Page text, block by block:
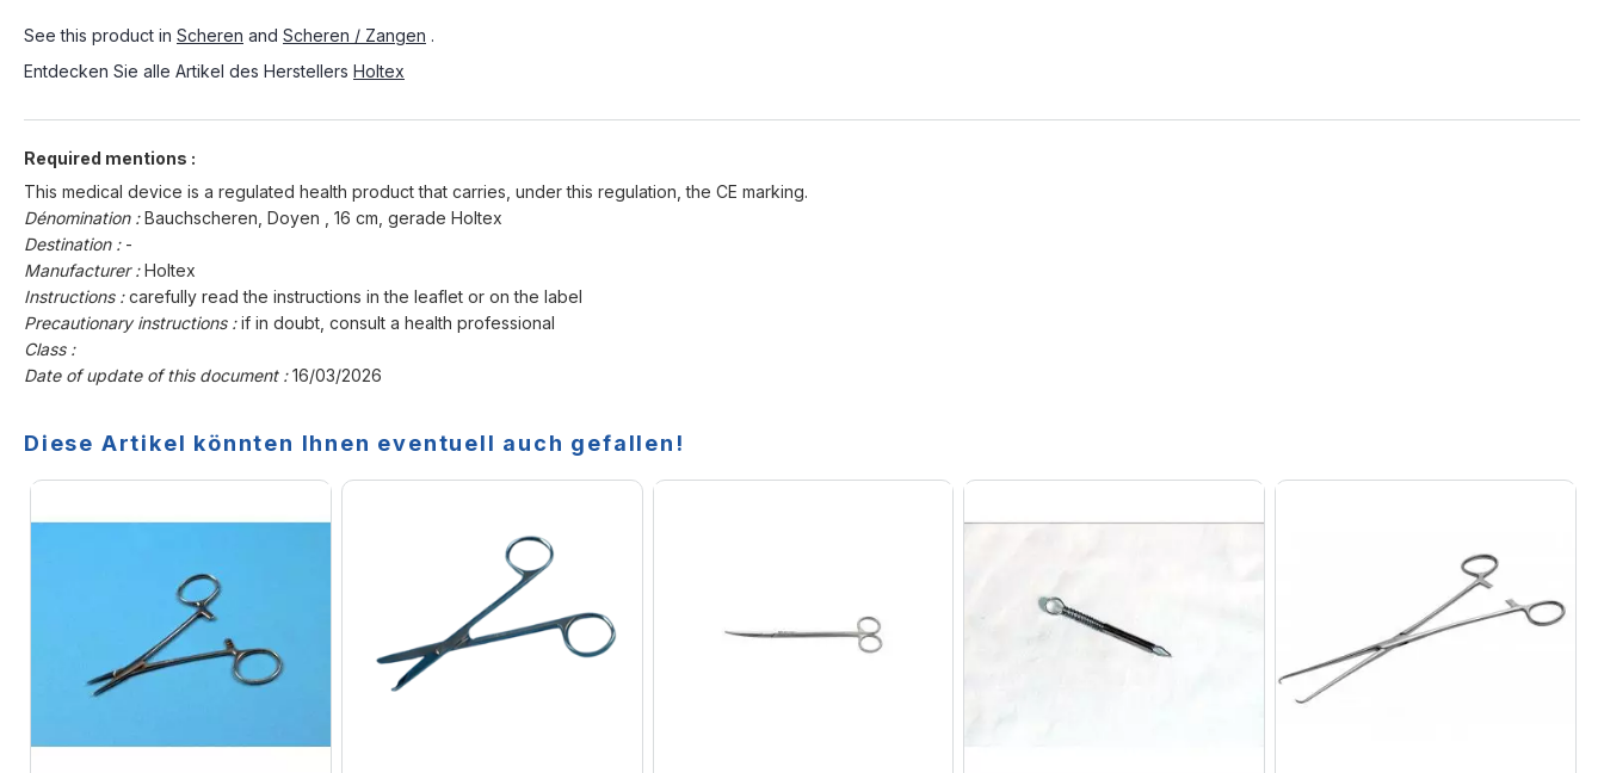
See this product in Scheren and Scheren / Zangen .
Entdecken Sie alle Artikel des Herstellers Holtex
Required mentions :
This medical device is a regulated health product that carries, under this regulation, the CE marking.
Dénomination :Bauchscheren, Doyen , 16 cm, gerade Holtex
Destination : -
Manufacturer :Holtex
Instructions :carefully read the instructions in the leaflet or on the label
Precautionary instructions :if in doubt, consult a health professional
Class :
Date of update of this document :16/03/2026
Diese Artikel könnten Ihnen eventuell auch gefallen!